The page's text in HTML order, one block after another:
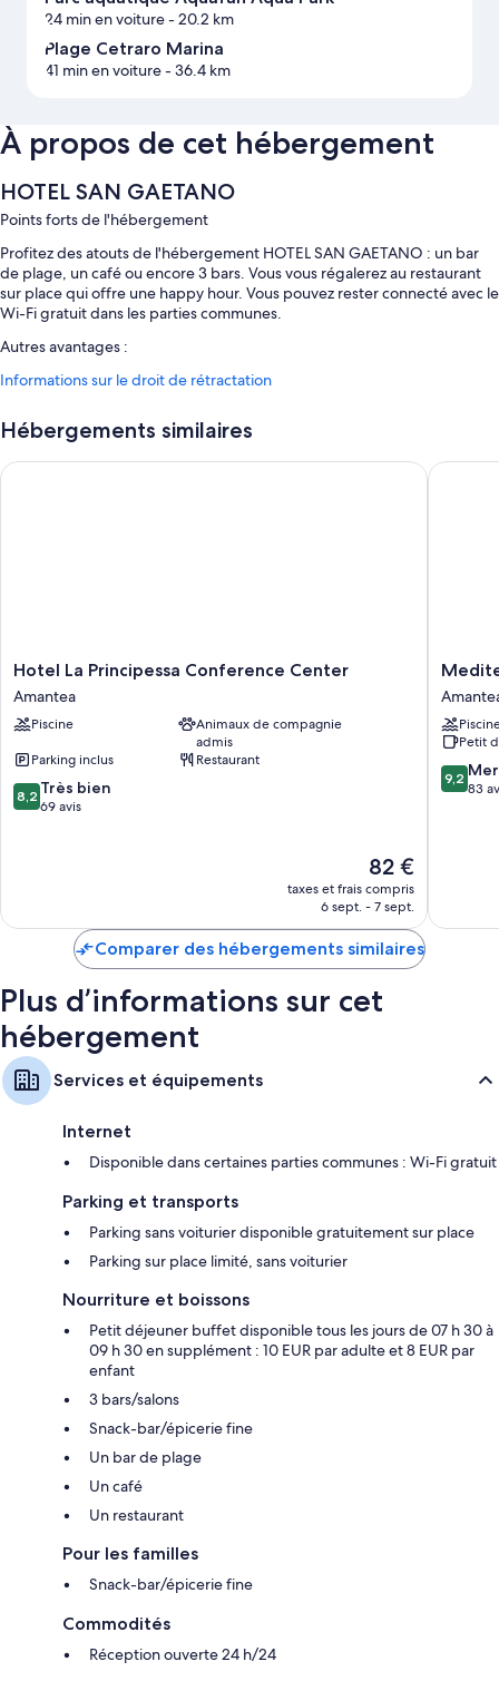
24 min en voiture- 20.2 km
Plage Cetraro Marina
41 min en voiture- 36.4 km
À propos de cet hébergement
HOTEL SAN GAETANO
Points forts de l'hébergement
Profitez des atouts de l'hébergement HOTEL SAN GAETANO : un bar
de plage, un café ou encore 3 bars. Vous vous régalerez au restaurant
sur place qui offre une happy hour. Vous pouvez rester connecté avec le
Wi-Fi gratuit dans les parties communes.
Autres avantages :
Parking en libre-service gratuit
et ascenseur
Informations sur le droit de rétractation
Hébergements similaires
Hotel
La
Principessa
Conference
Amantea
Hotel La Principessa Conference Center
Amantea
Piscine
Animaux de compagnie
admis
Parking inclus
Restaurant
8.2
sur
8,2 Très bien
69 avis
Le
nouveau
prix
de
82 €
taxes et frais compris
6 sept. - 7 sept.
Hotel La Principessa Conference Center
Palace
Hotel
Petit
9.2
sur
9,2
83
Comparer des hébergements similaires
Plus d’informations sur cet
hébergement
Services et équipements
Internet
Disponible dans certaines parties communes : Wi-Fi gratuit
Parking et transports
Parking sans voiturier disponible gratuitement sur place
Parking sur place limité, sans voiturier
Nourriture et boissons
Petit déjeuner buffet disponible tous les jours de 07 h 30 à
09 h 30 en supplément : 10 EUR par adulte et 8 EUR par
enfant
3 bars/salons
Snack-bar/épicerie fine
Un bar de plage
Un café
Un restaurant
Pour les familles
Snack-bar/épicerie fine
Commodités
Réception ouverte 24 h/24